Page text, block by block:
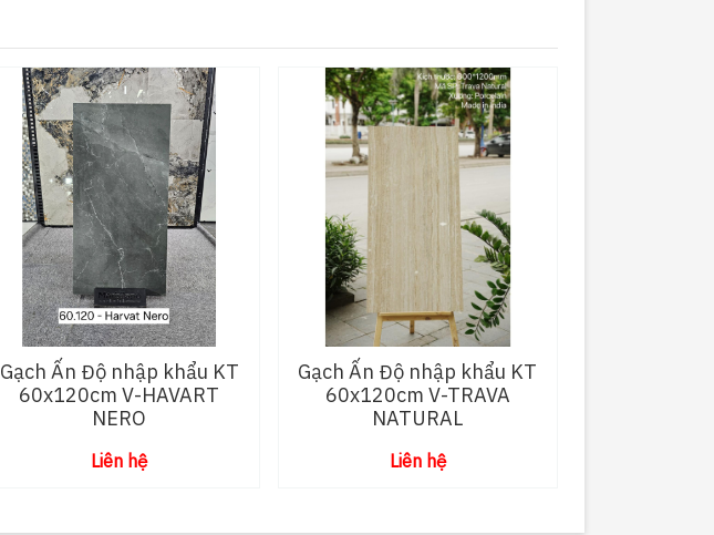
Gạch Ấn Độ nhập khẩu KT
60x120cm V-HAVART
NERO
Liên hệ
Gạch Ấn Độ nhập khẩu KT
60x120cm V-TRAVA
NATURAL
Liên hệ